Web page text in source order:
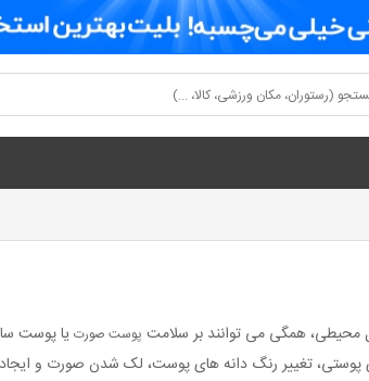
محیطی، همگی می توانند بر سلامت پوست صورت یا پوست
پوستی، تغییر رنگ دانه های پوست، لک شدن صورت و ایجاد